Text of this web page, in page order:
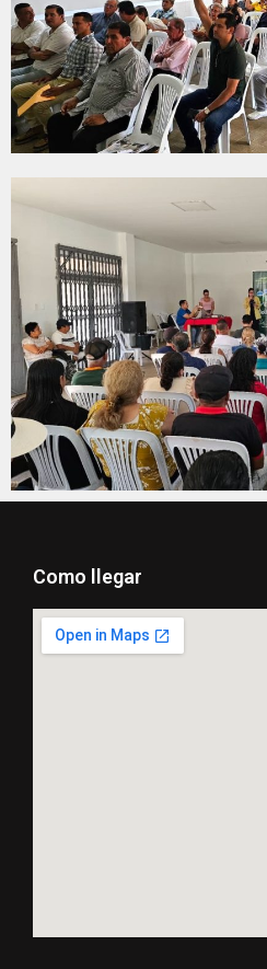
Como llegar